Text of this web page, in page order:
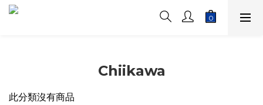
Chiikawa
此分類沒有商品